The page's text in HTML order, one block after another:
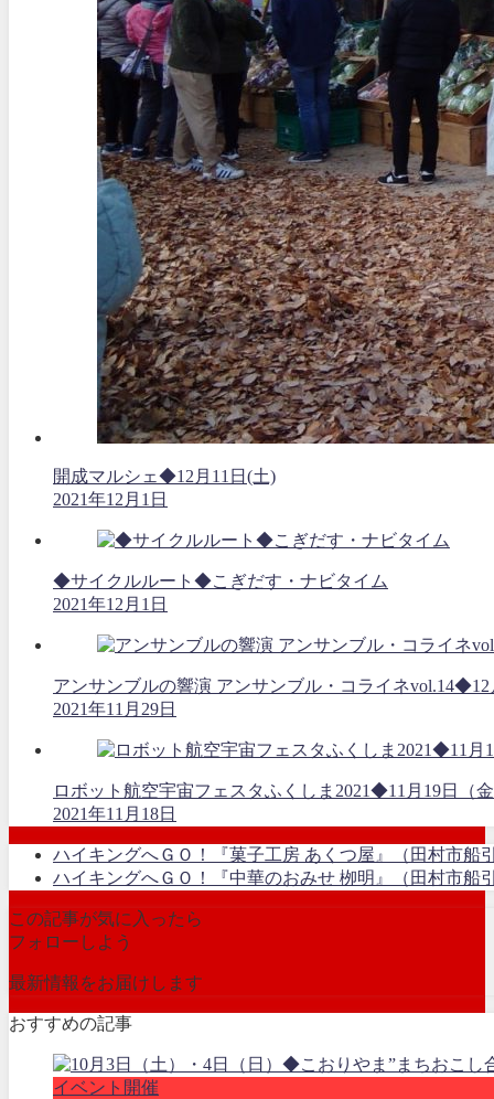
開成マルシェ◆12月11日(土)
2021年12月1日
◆サイクルルート◆こぎだす・ナビタイム
2021年12月1日
アンサンブルの響演 アンサンブル・コライネvol.14◆12
2021年11月29日
ロボット航空宇宙フェスタふくしま2021◆11月19日
2021年11月18日
ハイキングへＧＯ！『菓子工房 あくつ屋』（田村市船
ハイキングへＧＯ！『中華のおみせ 栁明』（田村市船
この記事が気に入ったら
フォローしよう
最新情報をお届けします
おすすめの記事
イベント開催